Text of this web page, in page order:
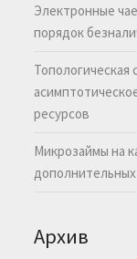
Электронные
порядок
ресурсов
Микрозаймы на
Архив